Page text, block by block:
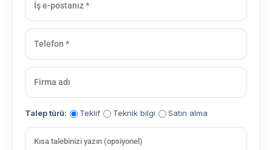
Talep türü: Teklif Teknik bilgi Satın alma